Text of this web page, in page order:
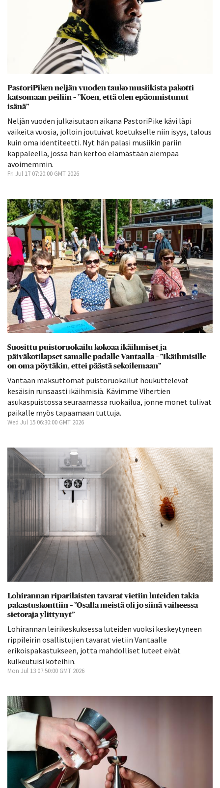
PastoriPiken neljän vuoden tauko musiikista pakotti
katsomaan peiliin – ”Koen, että olen epäonnistunut
isänä”
Neljän vuoden julkaisutaon aikana PastoriPike kävi läpi
vaikeita vuosia, jolloin joutuivat koetukselle niin isyys, talous
kuin oma identiteetti. Nyt hän palasi musiikin pariin
kappaleella, jossa hän kertoo elämästään aiempaa
avoimemmin.
Fri Jul 17 07:20:00 GMT 2026
Suosittu puistoruokailu kokoaa ikäihmiset ja
päiväkotilapset samalle padalle Vantaalla – ”Ikäihmisille
on oma pöytäkin, ettei päästä sekoilemaan”
Vantaan maksuttomat puistoruokailut houkuttelevat
kesäisin runsaasti ikäihmisiä. Kävimme Vihertien
asukaspuistossa seuraamassa ruokailua, jonne monet tulivat
paikalle myös tapaamaan tuttuja.
Wed Jul 15 06:30:00 GMT 2026
Lohirannan riparilaisten tavarat vietiin luteiden takia
pakastuskonttiin – ”Osalla meistä oli jo siinä vaiheessa
sietoraja ylittynyt”
Lohirannan leirikeskuksessa luteiden vuoksi keskeytyneen
rippileirin osallistujien tavarat vietiin Vantaalle
erikoispakastukseen, jotta mahdolliset luteet eivät
kulkeutuisi koteihin.
Mon Jul 13 07:50:00 GMT 2026